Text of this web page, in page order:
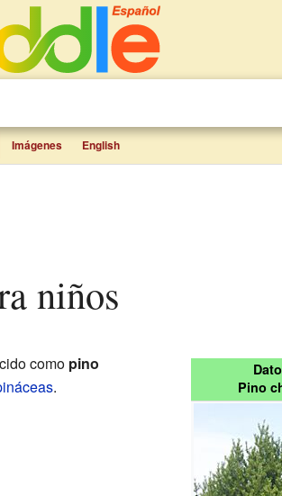
Imágenes English
niños
Pino
como pino
.